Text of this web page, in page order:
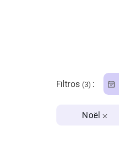
Filtros (3) :
Noël